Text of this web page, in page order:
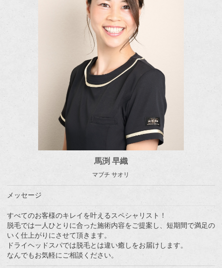
馬渕 早織
マブチ サオリ
メッセージ
すべてのお客様のキレイを叶えるスペシャリスト！
脱毛では一人ひとりに合った施術内容をご提案し、短期間で満足の
いく仕上がりにさせて頂きます。
ドライヘッドスパでは脱毛とは違い癒しをお届けします。
なんでもお気軽にご相談ください。